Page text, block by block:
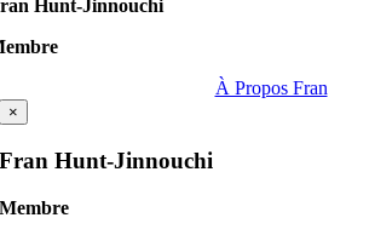
Hunt-Jinnouchi
À Propos Fran
×
Fran Hunt-Jinnouchi
Membre